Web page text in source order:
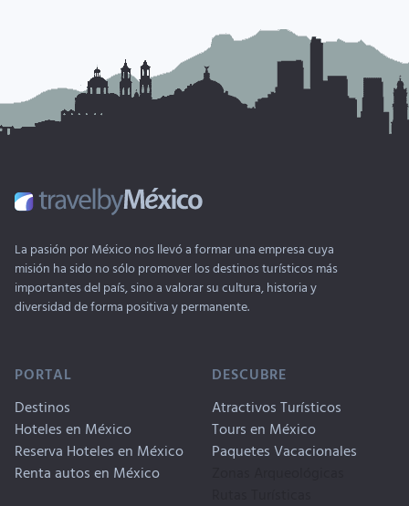
La pasión por México nos llevó a formar una empresa cuya
misión ha sido no sólo promover los destinos turísticos más
importantes del país, sino a valorar su cultura, historia y
diversidad de forma positiva y permanente.
PORTAL
Destinos
Hoteles en México
Reserva Hoteles en México
Renta autos en México
DESCUBRE
Atractivos Turísticos
Tours en México
Paquetes Vacacionales